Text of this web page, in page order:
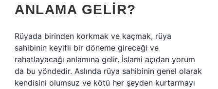
ANLAMA GELIR?
Rüyada birinden korkmak ve kaçmak, rüya
sahibinin keyifli bir döneme gireceği ve
rahatlayacağı anlamına gelir. İslami açıdan yorum
da bu yöndedir. Aslında rüya sahibinin genel olarak
kendisini olumsuz ve kötü her şeyden kurtarmayı